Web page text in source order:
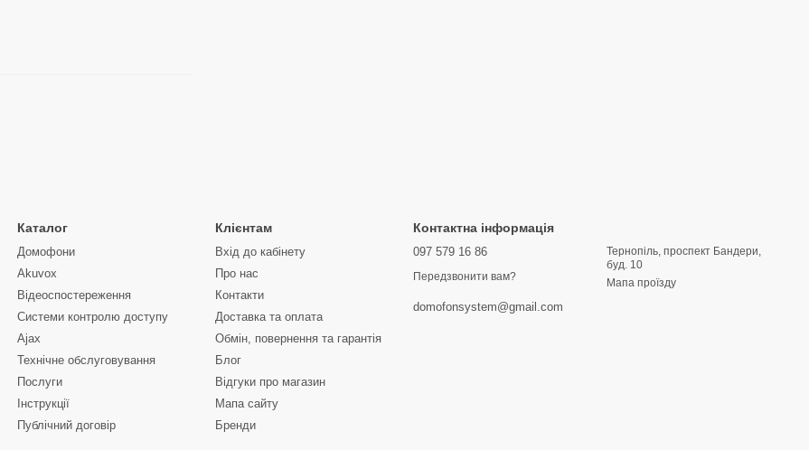
Каталог
Домофони
Akuvox
Відеоспостереження
Системи контролю доступу
Ajax
Технічне обслуговування
Послуги
Інструкції
Публічний договір
Клієнтам
Вхід до кабінету
Про нас
Контакти
Доставка та оплата
Обмін, повернення та гарантія
Блог
Відгуки про магазин
Мапа сайту
Бренди
Контактна інформація
097 579 16 86
Передзвонити вам?
domofonsystem@gmail.com
Тернопіль, проспект Бандери,
буд. 10
Мапа проїзду